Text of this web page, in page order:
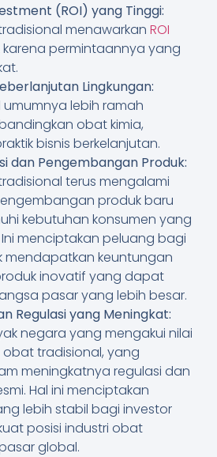
(ROI) yang Tinggi:
menawarkan ROI
permintaannya yang
Lingkungan:
umumnya lebih ramah
obat kimia,
bisnis berkelanjutan.
dan Pengembangan Produk:
terus mengalami
produk baru
kebutuhan konsumen yang
menciptakan peluang bagi
mendapatkan keuntungan
inovatif yang dapat
pasar yang lebih besar.
Regulasi yang Meningkat:
negara yang mengakui nilai
tradisional, yang
meningkatnya regulasi dan
Hal ini menciptakan
lebih stabil bagi investor
posisi industri obat
global.